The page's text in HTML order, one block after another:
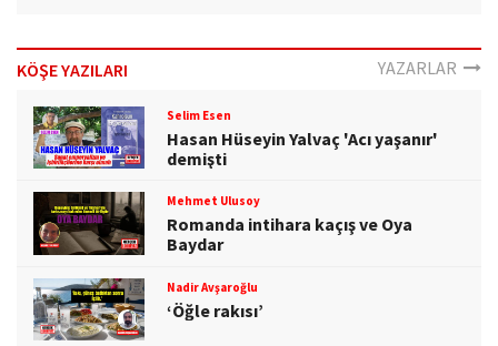
KÖŞE YAZILARI YAZARLAR
Selim Esen
Hasan Hüseyin Yalvaç 'Acı yaşanır'
demişti
Mehmet Ulusoy
Romanda intihara kaçış ve Oya
Baydar
Nadir Avşaroğlu
‘Öğle rakısı’